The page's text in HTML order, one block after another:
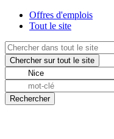
Offres d'emplois
Tout le site